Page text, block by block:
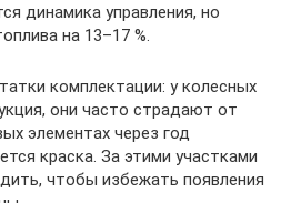
динамика управления, но
на 13–17 %.
комплектации: у колесных
они часто страдают от
элементах через год
краска. За этими участками
чтобы избежать появления